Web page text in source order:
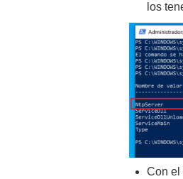
los
Con el